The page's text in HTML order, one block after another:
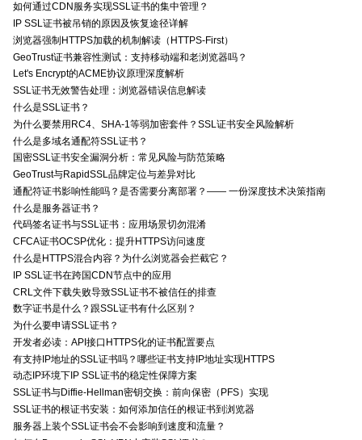
如何通过CDN服务实现SSL证书的集中管理？
IP SSL证书被吊销的原因及恢复途径详解
浏览器强制HTTPS加载的机制解读（HTTPS-First）
GeoTrust证书兼容性测试：支持移动端和老浏览器吗？
Let's Encrypt的ACME协议原理深度解析
SSL证书无效警告处理：浏览器错误信息解读
什么是SSL证书？
为什么要禁用RC4、SHA-1等弱加密套件？SSL证书安全风险解析
什么是多域名通配符SSL证书？
国密SSL证书安全漏洞分析：常见风险与防范策略
GeoTrust与RapidSSL品牌定位与差异对比
通配符证书影响性能吗？是否需要分离部署？—— 一份深度技术决策指南
什么是服务器证书？
代码签名证书与SSL证书：应用场景切勿混淆
CFCA证书OCSP优化：提升HTTPS访问速度
什么是HTTPS混合内容？为什么浏览器会拦截它？
IP SSL证书在跨国CDN节点中的应用
CRL文件下载失败导致SSL证书不被信任的排查
数字证书是什么？跟SSL证书有什么区别？
为什么要申请SSL证书？
开发者必读：API接口HTTPS化的证书配置要点
有支持IP地址的SSL证书吗？哪些证书支持IP地址实现HTTPS
动态IP环境下IP SSL证书的稳定性保障方案
SSL证书与Diffie-Hellman密钥交换：前向保密（PFS）实现
SSL证书的根证书安装：如何添加信任的根证书到浏览器
服务器上装个SSL证书会不会影响到速度和流量？